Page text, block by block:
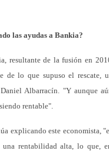
las ayudas a Bankia?
resultante de la fusión en
de lo que supuso el rescate,
Albarracín. "Y aunque
rentable".
explicando este economista,
una rentabilidad alta, lo que,